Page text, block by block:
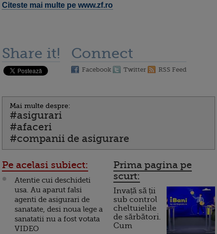
Citeste mai multe pe www.zf.ro
Share it! Connect
Facebook Twitter RSS Feed
Mai multe despre:
#asigurari
#afaceri
#companii de asigurare
Pe acelasi subiect:
Atentie cui deschideti
usa. Au aparut falsi
agenti de asigurari de
sanatate, desi noua lege a
sanatatii nu a fost votata
VIDEO
Prima pagina pe
scurt:
Invață să ții
sub control
cheltuielile
de sărbători.
Cum